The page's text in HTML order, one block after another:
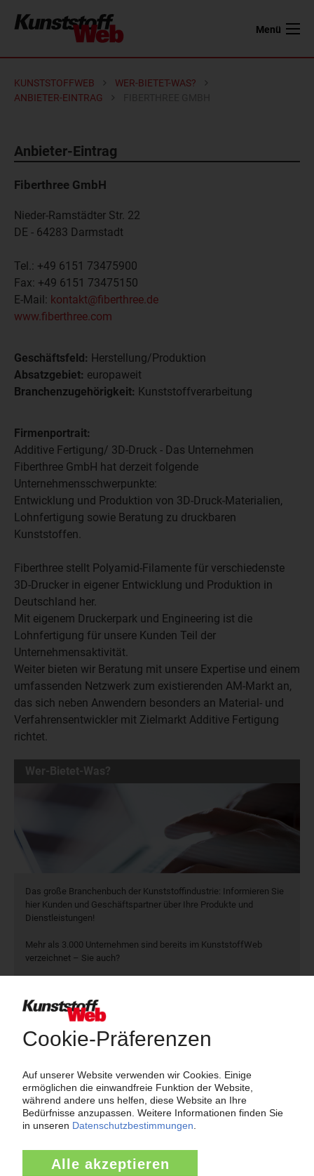
Menü
KUNSTSTOFFWEB
WER-BIETET-WAS?
ANBIETER-EINTRAG
Anbieter-Eintrag
Fiberthree GmbH
Nieder-Ramstädter Str. 22
DE - 64283 Darmstadt
Tel.: +49 6151 73475900
Fax: +49 6151 73475150
E-Mail: kontakt@fiberthree.de
www.fiberthree.com
Geschäftsfeld: Herstellung/Produktion
Absatzgebiet: europaweit
Branchenzugehörigkeit: Kunststoffverarbeitung
Firmenportrait:
Additive Fertigung/ 3D-Druck - Das Unternehmen
Fiberthree GmbH hat derzeit folgende
Unternehmensschwerpunkte:
Entwicklung und Produktion von 3D-Druck-Materialien,
Lohnfertigung sowie Beratung zu druckbaren
Kunststoffen.
Fiberthree stellt Polyamid-Filamente für verschiedenste
3D-Drucker in eigener Entwicklung und Produktion in
Deutschland her.
Mit eigenem Druckerpark und Engineering ist die
Lohnfertigung für unsere Kunden Teil der
Unternehmensaktivität.
Weiter bieten wir Beratung mit unsere Expertise und einem
umfassenden Netzwerk zum existierenden AM-Markt an,
das sich neben Anwendern besonders an Material- und
Verfahrensentwickler mit Zielmarkt Additive Fertigung
richtet.
Wer-Bietet-Was?
Das große Branchenbuch der Kunststoffindustrie: Informieren Sie
hier Kunden und Geschäftspartner über Ihre Produkte und
Dienstleistungen!
Mehr als 3.000 Unternehmen sind bereits im KunststoffWeb
verzeichnet – Sie auch?
Über das KunststoffWeb
Als einer der Internet-Pioniere der Kunststoffindustrie